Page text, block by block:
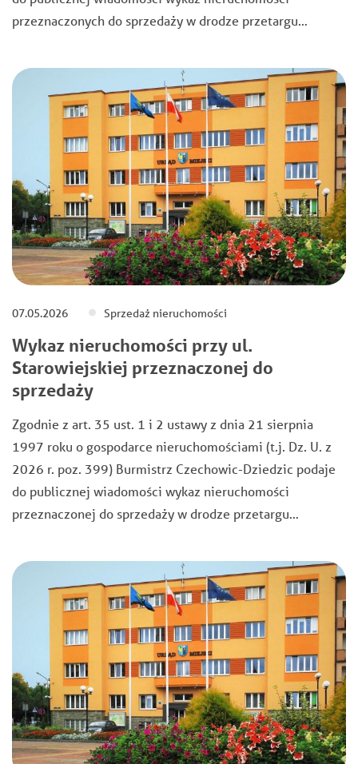
przeznaczonych do sprzedaży w drodze przetargu…
07.05.2026 Sprzedaż nieruchomości
Wykaz nieruchomości przy ul.
Starowiejskiej przeznaczonej do
sprzedaży
Zgodnie z art. 35 ust. 1 i 2 ustawy z dnia 21 sierpnia
1997 roku o gospodarce nieruchomościami (t.j. Dz. U. z
2026 r. poz. 399) Burmistrz Czechowic-Dziedzic podaje
do publicznej wiadomości wykaz nieruchomości
przeznaczonej do sprzedaży w drodze przetargu…